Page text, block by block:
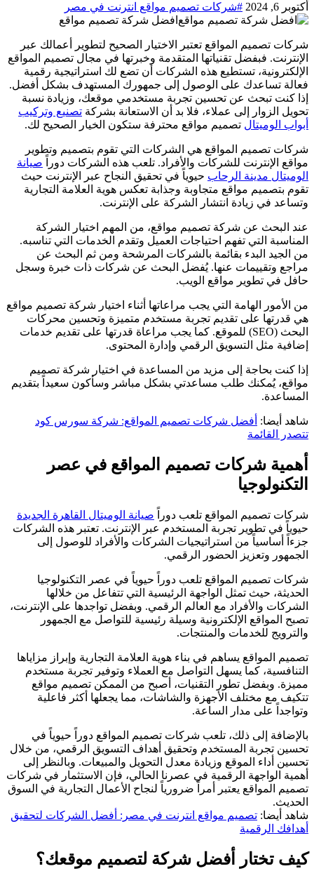
أكتوبر 6, 2024
#شركات تصميم مواقع انترنت في مصر
افضل شركة تصميم مواقع
شركات تصميم المواقع تعتبر الاختيار الصحيح لتطوير أعمالك عبر
الإنترنت. فبفضل تقنياتها المتقدمة وخبرتها في مجال تصميم المواقع
الإلكترونية، تستطيع هذه الشركات أن تضع لك استراتيجية رقمية
فعالة تساعدك على الوصول إلى جمهورك المستهدف بشكل أفضل.
إذا كنت تبحث عن تحسين تجربة مستخدمي موقعك، وزيادة نسبة
تحويل الزوار إلى عملاء، فلا بد أن الاستعانة بشركة تصنيع وتركيب
أبواب الوميتال تصميم مواقع محترفة ستكون الخيار الصحيح لك.
شركات تصميم المواقع هي الشركات التي تقوم بتصميم وتطوير
مواقع الإنترنت للشركات والأفراد. تلعب هذه الشركات دوراً صيانة
الوميتال مدينة الرحاب حيوياً في تحقيق النجاح عبر الإنترنت حيث
تقوم بتصميم مواقع متجاوبة وجذابة تعكس هوية العلامة التجارية
وتساعد في زيادة انتشار الشركة على الإنترنت.
عند البحث عن شركة تصميم مواقع، من المهم اختيار الشركة
المناسبة التي تفهم احتياجات العميل وتقدم الخدمات التي تناسبه.
من الجيد البدء بقائمة بالشركات المرشحة ومن ثم البحث عن
مراجع وتقييمات عنها. يُفضل البحث عن شركات ذات خبرة وسجل
حافل في تطوير مواقع الويب.
من الأمور الهامة التي يجب مراعاتها أثناء اختيار شركة تصميم مواقع
هي قدرتها على تقديم تجربة مستخدم متميزة وتحسين محركات
البحث (SEO) للموقع. كما يجب مراعاة قدرتها على تقديم خدمات
إضافية مثل التسويق الرقمي وإدارة المحتوى.
إذا كنت بحاجة إلى مزيد من المساعدة في اختيار شركة تصميم
مواقع، يُمكنك طلب مساعدتي بشكل مباشر وسأكون سعيداً بتقديم
المساعدة.
شاهد أيضا: أفضل شركات تصميم المواقع: شركة سورس كود
تتصدر القائمة
أهمية شركات تصميم المواقع في عصر
التكنولوجيا
شركات تصميم المواقع تلعب دوراً صيانة الوميتال القاهرة الجديدة
حيوياً في تطوير تجربة المستخدم عبر الإنترنت. تعتبر هذه الشركات
جزءاً أساسياً من استراتيجيات الشركات والأفراد للوصول إلى
الجمهور وتعزيز الحضور الرقمي.
شركات تصميم المواقع تلعب دوراً حيوياً في عصر التكنولوجيا
الحديثة، حيث تمثل الواجهة الرئيسية التي تتفاعل من خلالها
الشركات والأفراد مع العالم الرقمي. وبفضل تواجدها على الإنترنت،
تصبح المواقع الإلكترونية وسيلة رئيسية للتواصل مع الجمهور
والترويج للخدمات والمنتجات.
تصميم المواقع يساهم في بناء هوية العلامة التجارية وإبراز مزاياها
التنافسية، كما يسهل التواصل مع العملاء وتوفير تجربة مستخدم
مميزة. وبفضل تطور التقنيات، أصبح من الممكن تصميم مواقع
تتكيف مع مختلف الأجهزة والشاشات، مما يجعلها أكثر فاعلية
وتواجداً على مدار الساعة.
بالإضافة إلى ذلك، تلعب شركات تصميم المواقع دوراً حيوياً في
تحسين تجربة المستخدم وتحقيق أهداف التسويق الرقمي، من خلال
تحسين أداء الموقع وزيادة معدل التحويل والمبيعات. وبالنظر إلى
أهمية الواجهة الرقمية في عصرنا الحالي، فإن الاستثمار في شركات
تصميم المواقع يعتبر أمراً ضرورياً لنجاح الأعمال التجارية في السوق
الحديث.
شاهد أيضا: تصميم مواقع انترنت في مصر: أفضل الشركات لتحقيق
أهدافك الرقمية
كيف تختار أفضل شركة لتصميم موقعك؟